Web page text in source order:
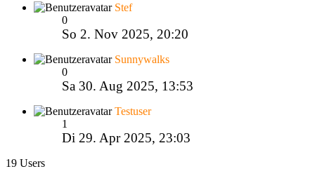
Stef
0
So 2. Nov 2025, 20:20
Sunnywalks
0
Sa 30. Aug 2025, 13:53
Testuser
1
Di 29. Apr 2025, 23:03
19 Users